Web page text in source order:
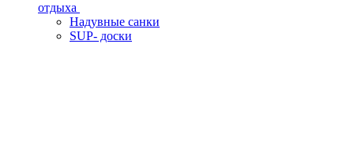
отдыха
Надувные санки
SUP- доски